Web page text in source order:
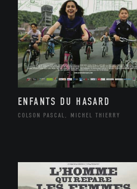
ENFANTS DU HASARD
COLSON PASCAL, MICHEL THIERRY